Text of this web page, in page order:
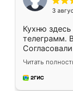
3
Кухню
телеграмм.
недели
довольны
мебель за
Читать